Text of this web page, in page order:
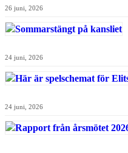
26 juni, 2026
24 juni, 2026
24 juni, 2026